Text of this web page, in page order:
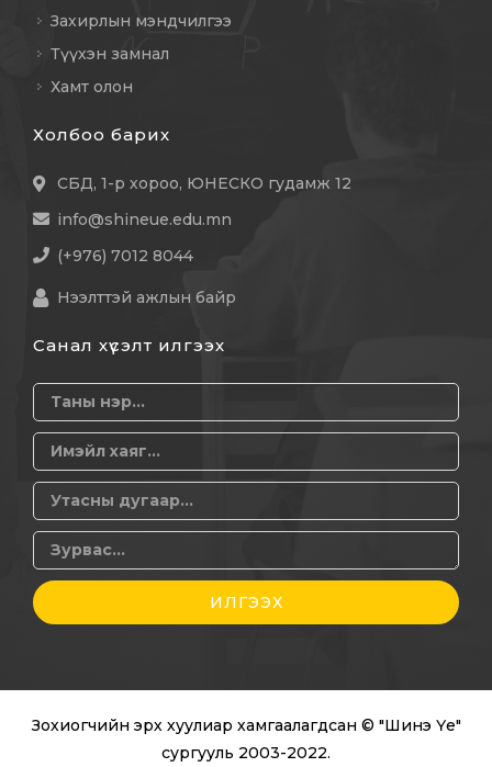
Захирлын мэндчилгээ
Түүхэн замнал
Хамт олон
Холбоо барих
СБД, 1-р хороо, ЮНЕСКО гудамж 12
info@shineue.edu.mn
(+976) 7012 8044
Нээлттэй ажлын байр
Санал хүсэлт илгээх
ИЛГЭЭХ
Зохиогчийн эрх хуулиар хамгаалагдсан © "Шинэ Үе"
сургууль 2003-2022.